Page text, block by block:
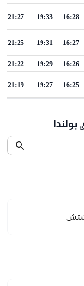
16:28
19:33
21:27
16:27
19:31
21:25
16:26
19:29
21:22
16:25
19:27
21:19